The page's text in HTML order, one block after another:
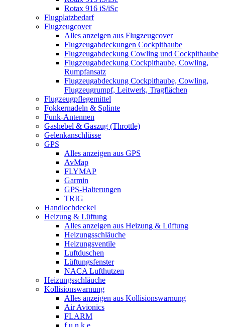
Rotax 916 iS/iSc
Flugplatzbedarf
Flugzeugcover
Alles anzeigen aus Flugzeugcover
Flugzeugabdeckungen Cockpithaube
Flugzeugabdeckung Cowling und Cockpithaube
Flugzeugabdeckung Cockpithaube, Cowling,
Rumpfansatz
Flugzeugabdeckung Cockpithaube, Cowling,
Flugzeugrumpf, Leitwerk, Tragflächen
Flugzeugpflegemittel
Fokkernadeln & Splinte
Funk-Antennen
Gashebel & Gaszug (Throttle)
Gelenkanschlüsse
GPS
Alles anzeigen aus GPS
AvMap
FLYMAP
Garmin
GPS-Halterungen
TRIG
Handlochdeckel
Heizung & Lüftung
Alles anzeigen aus Heizung & Lüftung
Heizungsschläuche
Heizungsventile
Luftduschen
Lüftungsfenster
NACA Lufthutzen
Heizungsschläuche
Kollisionswarnung
Alles anzeigen aus Kollisionswarnung
Air Avionics
FLARM
f.u.n.k.e